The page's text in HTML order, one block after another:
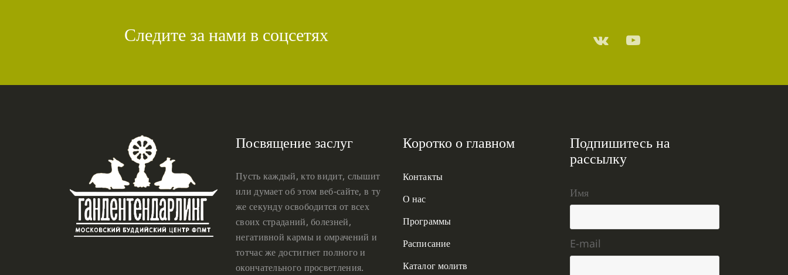
Следите за нами в соцсетях
Посвящение заслуг
Пусть каждый, кто видит, слышит
или думает об этом веб-сайте, в ту
же секунду освободится от всех
своих страданий, болезней,
негативной кармы и омрачений и
тотчас же достигнет полного и
окончательного просветления.
Коротко о главном
Контакты
О нас
Программы
Расписание
Каталог молитв
Подпишитесь на
рассылку
Имя
E-mail